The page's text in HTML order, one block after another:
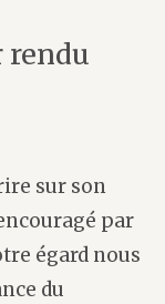
rendu
sur son
par
égard nous
du